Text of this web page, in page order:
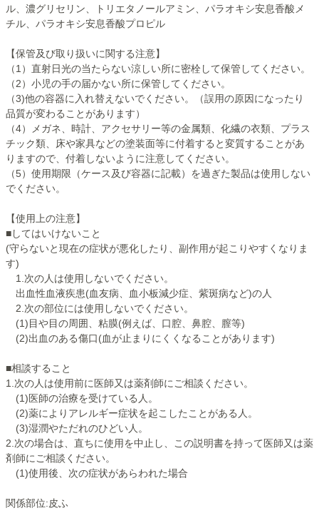
ル、濃グリセリン、トリエタノールアミン、パラオキシ安息香酸メ
チル、パラオキシ安息香酸プロピル
【保管及び取り扱いに関する注意】
（1）直射日光の当たらない涼しい所に密栓して保管してください。
（2）小児の手の届かない所に保管してください。
（3)他の容器に入れ替えないでください。（誤用の原因になったり
品質が変わることがあります）
（4）メガネ、時計、アクセサリー等の金属類、化繊の衣類、プラス
チック類、床や家具などの塗装面等に付着すると変質することがあ
りますので、付着しないように注意してください。
（5）使用期限（ケース及び容器に記載）を過ぎた製品は使用しない
でください。
【使用上の注意】
■してはいけないこと
(守らないと現在の症状が悪化したり、副作用が起こりやすくなりま
す)
1.次の人は使用しないでください。
出血性血液疾患(血友病、血小板減少症、紫斑病など)の人
2.次の部位には使用しないでください。
(1)目や目の周囲、粘膜(例えば、口腔、鼻腔、膣等)
(2)出血のある傷口(血が止まりにくくなることがあります)
■相談すること
1.次の人は使用前に医師又は薬剤師にご相談ください。
(1)医師の治療を受けている人。
(2)薬によりアレルギー症状を起こしたことがある人。
(3)湿潤やただれのひどい人。
2.次の場合は、直ちに使用を中止し、この説明書を持って医師又は薬
剤師にご相談ください。
(1)使用後、次の症状があらわれた場合
関係部位:皮ふ